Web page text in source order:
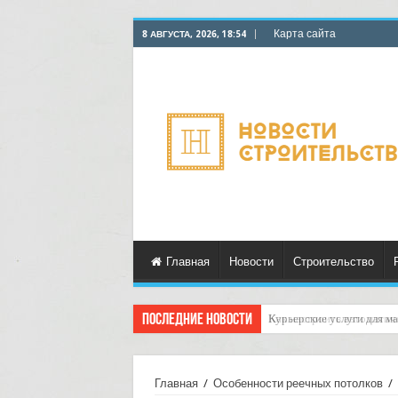
8 АВГУСТА, 2026, 18:54 Карта сайта
Главная Новости Строительство
Последние новости Как настроить
Главная / Особенности реечных потолков /